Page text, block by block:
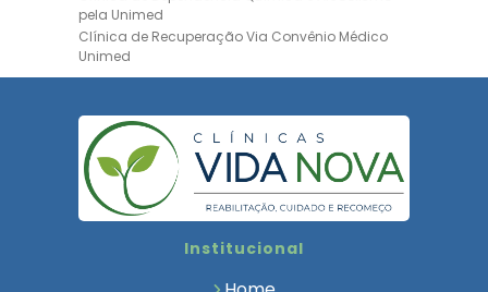
pela Unimed
Clínica de Recuperação Via Convênio Médico
Unimed
Clínica de Recuperação Convênio Bradesco
Bradesco Saúde
Hospital Psiquiátrico para Dependentes
Químicos Unimed
Internação Unimed para Dependentes
Químicos
Bradesco SaúdeInstitucional